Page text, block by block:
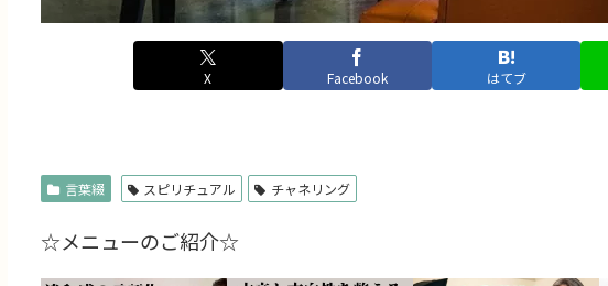
X Facebook はてブ
言葉綴 スピリチュアル チャネリング
☆メニューのご紹介☆